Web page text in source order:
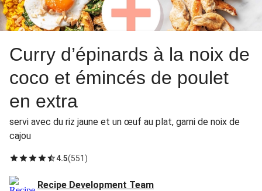
Curry d’épinards à la noix de
coco et émincés de poulet
en extra
servi avec du riz jaune et un œuf au plat, garni de noix de
cajou
4.5(551 )
Recipe Development Team